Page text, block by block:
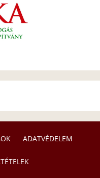
ADATVÉDELEM